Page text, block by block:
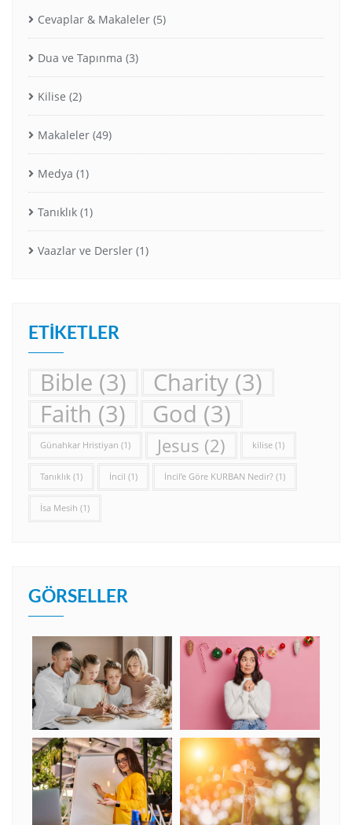
Cevaplar & Makaleler (5)
Dua ve Tapınma (3)
Kilise (2)
Makaleler (49)
Medya (1)
Tanıklık (1)
Vaazlar ve Dersler (1)
ETIKETLER
Bible (3) Charity (3)
Faith (3) God (3)
Günahkar Hristiyan (1) Jesus (2) kilise (1)
Tanıklık (1) İncil (1) İncil’e Göre KURBAN Nedir? (1)
İsa Mesih (1)
GÖRSELLER